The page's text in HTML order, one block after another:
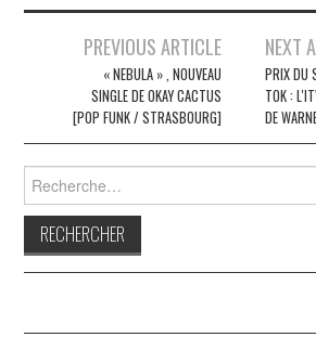
Navigation
articles
PREVIOUS ARTICLE
« NEBULA » , NOUVEAU
SINGLE DE OKAY CACTUS
[POP FUNK / STRASBOURG]
NEXT
PRIX DU
TOK :
DE